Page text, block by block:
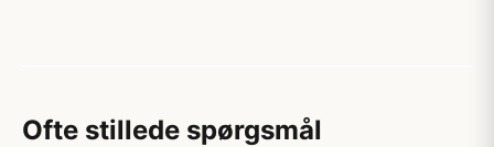
Ofte stillede spørgsmål